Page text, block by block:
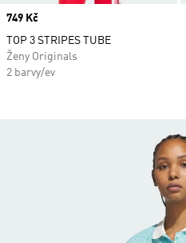
Price
749 Kč
TOP 3 STRIPES TUBE
Ženy Originals
2 barvy/ev